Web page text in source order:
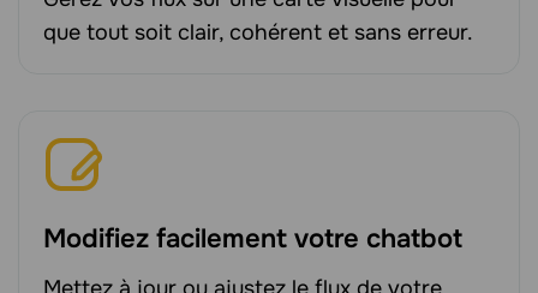
que tout soit clair, cohérent et sans erreur.
Modifiez facilement votre chatbot
Mettez à jour ou ajustez le flux de votre